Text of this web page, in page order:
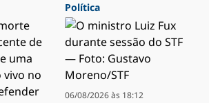
Política
06/08/2026 às 18:12